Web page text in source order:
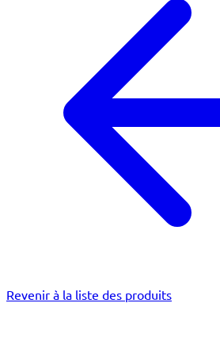
Revenir à la liste des produits